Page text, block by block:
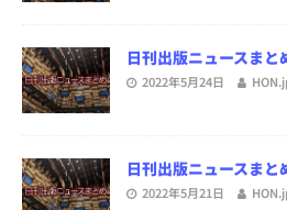
日刊出版ニュースま
2022年5月24日
日刊出版ニュースま
2022年5月21日